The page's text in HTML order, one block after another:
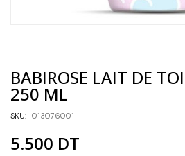
BABIROSE LAIT DE
250 ML
SKU: 013076001
5.500 DT